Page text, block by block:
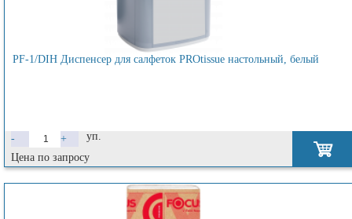
PF-1/DIH Диспенсер для салфеток PROtissue настольный, белый
- +
уп.
Цена по запросу